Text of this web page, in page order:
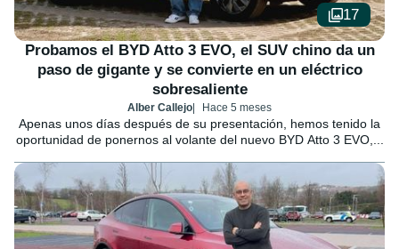
17
Probamos el BYD Atto 3 EVO, el SUV chino da un
paso de gigante y se convierte en un eléctrico
sobresaliente
Alber Callejo Hace 5 meses
Apenas unos días después de su presentación, hemos tenido la
oportunidad de ponernos al volante del nuevo BYD Atto 3 EVO,...